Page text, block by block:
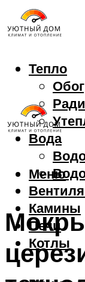
Тепло
Вода
Камины
Печи
Котлы
Меню